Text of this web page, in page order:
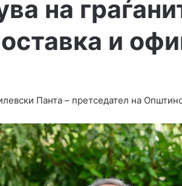
на
и
Панта – претседател на